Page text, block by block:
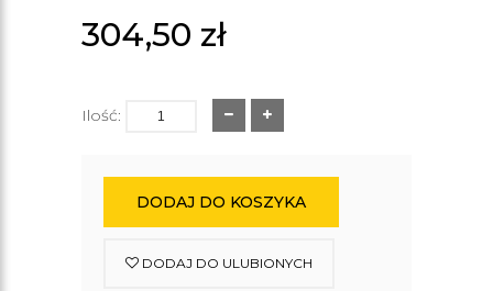
304,50 zł
Ilość:
DODAJ DO KOSZYKA
DODAJ DO ULUBIONYCH